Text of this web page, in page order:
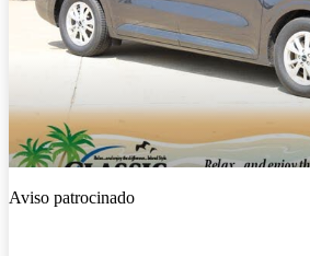
Aviso patrocinado